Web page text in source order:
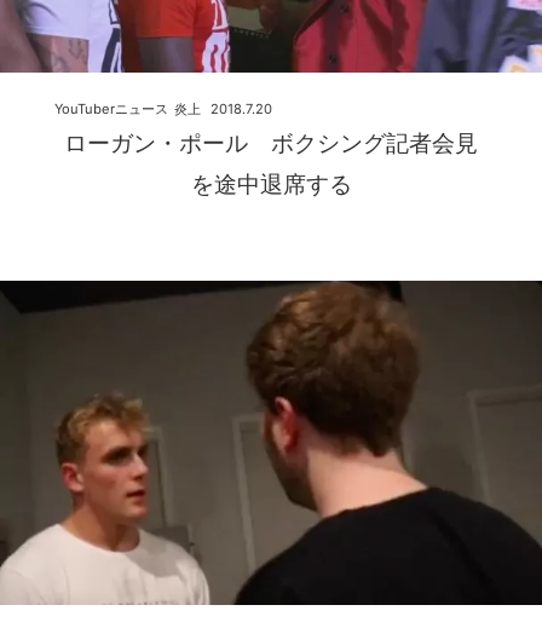
ローガン・ポール ボクシング記者会見
を途中退席する
2018.7.20
YouTuberニュース 炎上